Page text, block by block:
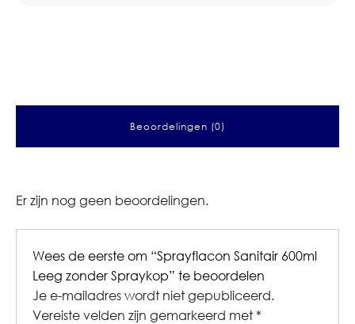
Beoordelingen (0)
Er zijn nog geen beoordelingen.
Wees de eerste om “Sprayflacon Sanitair 600ml
Leeg zonder Spraykop” te beoordelen
Je e-mailadres wordt niet gepubliceerd.
Vereiste velden zijn gemarkeerd met *